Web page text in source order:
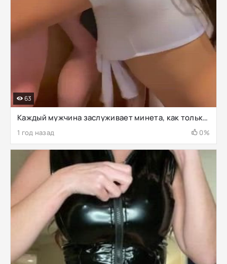
Каждый мужчина заслуживает минета, как только приходит с работы домой
1 год назад 0%
63